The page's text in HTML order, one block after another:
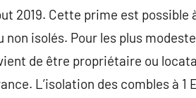
2019. Cette prime est possible
isolés. Pour les plus
de être propriétaire ou
L’isolation des combles à 1